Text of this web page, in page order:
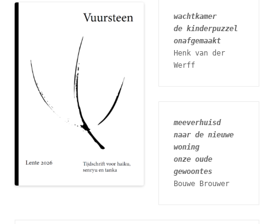
wachtkamer
de kinderpuzzel
onafgemaakt
Henk van der
Werff
meeverhuisd
naar de nieuwe
woning
onze oude
gewoontes
Bouwe Brouwer